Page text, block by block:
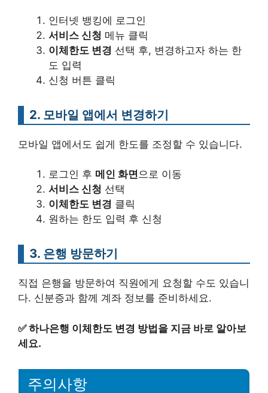
인터넷 뱅킹에 로그인
서비스 신청 메뉴 클릭
이체한도 변경 선택 후, 변경하고자 하는 한
도 입력
신청 버튼 클릭
2. 모바일 앱에서 변경하기
모바일 앱에서도 쉽게 한도를 조정할 수 있습니다.
로그인 후 메인 화면으로 이동
서비스 신청 선택
이체한도 변경 클릭
원하는 한도 입력 후 신청
3. 은행 방문하기
직접 은행을 방문하여 직원에게 요청할 수도 있습니
다. 신분증과 함께 계좌 정보를 준비하세요.
✅하나은행 이체한도 변경 방법을 지금 바로 알아보
세요.
주의사항